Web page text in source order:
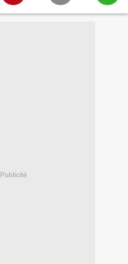
Publicité